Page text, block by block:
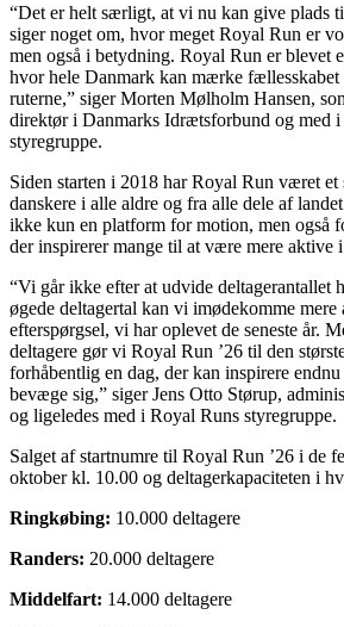
“Det er helt særligt, at vi nu kan give plads
siger noget om, hvor meget Royal Run er
men også i betydning. Royal Run er blevet
hvor hele Danmark kan mærke fællesskabet
ruterne,” siger Morten Mølholm Hansen,
direktør i Danmarks Idrætsforbund og med
styregruppe.
Siden starten i 2018 har Royal Run været
danskere i alle aldre og fra alle dele af
ikke kun en platform for motion, men også
der inspirerer mange til at være mere aktive
“Vi går ikke efter at udvide deltagerantallet
øgede deltagertal kan vi imødekomme mere
efterspørgsel, vi har oplevet de seneste år.
deltagere gør vi Royal Run ’26 til den
forhåbentlig en dag, der kan inspirere
bevæge sig,” siger Jens Otto Størup,
og ligeledes med i Royal Runs styregruppe.
Salget af startnumre til Royal Run ’26 i de
oktober kl. 10.00 og deltagerkapaciteten i
Ringkøbing: 10.000 deltagere
Randers: 20.000 deltagere
Middelfart: 14.000 deltagere